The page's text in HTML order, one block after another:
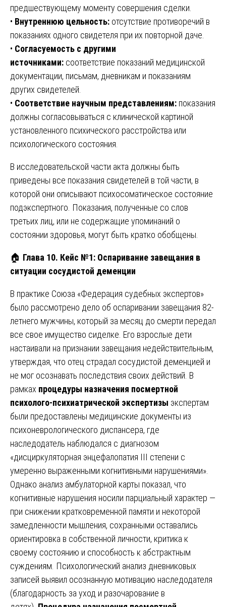
предшествующему моменту совершения сделки.
• Внутреннюю цельность: отсутствие противоречий в
показаниях одного свидетеля при их повторной даче.
• Согласуемость с другими
источниками: соответствие показаний медицинской
документации, письмам, дневникам и показаниям
других свидетелей.
• Соответствие научным представлениям: показания
должны согласовываться с клинической картиной
установленного психического расстройства или
психологического состояния.
В исследовательской части акта должны быть
приведены все показания свидетелей в той части, в
которой они описывают психосоматическое состояние
подэкспертного. Показания, полученные со слов
третьих лиц, или не содержащие упоминаний о
состоянии здоровья, могут быть кратко обобщены.
🏠 Глава 10. Кейс №1: Оспаривание завещания в
ситуации сосудистой деменции
В практике Союза «Федерация судебных экспертов»
было рассмотрено дело об оспаривании завещания 82-
летнего мужчины, который за месяц до смерти передал
все свое имущество сиделке. Его взрослые дети
настаивали на признании завещания недействительным,
утверждая, что отец страдал сосудистой деменцией и
не мог осознавать последствия своих действий. В
рамках процедуры назначения посмертной
психолого-психиатрической экспертизы экспертам
были предоставлены медицинские документы из
психоневрологического диспансера, где
наследодатель наблюдался с диагнозом
«дисциркуляторная энцефалопатия III степени с
умеренно выраженными когнитивными нарушениями».
Однако анализ амбулаторной карты показал, что
когнитивные нарушения носили парциальный характер —
при снижении кратковременной памяти и некоторой
замедленности мышления, сохранными оставались
ориентировка в собственной личности, критика к
своему состоянию и способность к абстрактным
суждениям. Психологический анализ дневниковых
записей выявил осознанную мотивацию наследодателя
(благодарность за уход и разочарование в